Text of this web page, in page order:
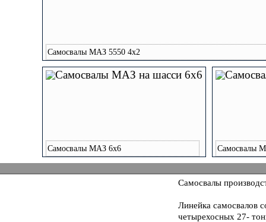
Самосвалы МАЗ 5550 4x2
Самосвалы МАЗ 6x6 Самосвалы
Самосвалы
Линейка самосвалов
четырехосных 27-